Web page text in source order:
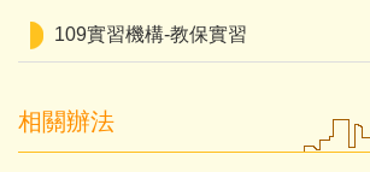
109實習機構-教保實習
相關辦法